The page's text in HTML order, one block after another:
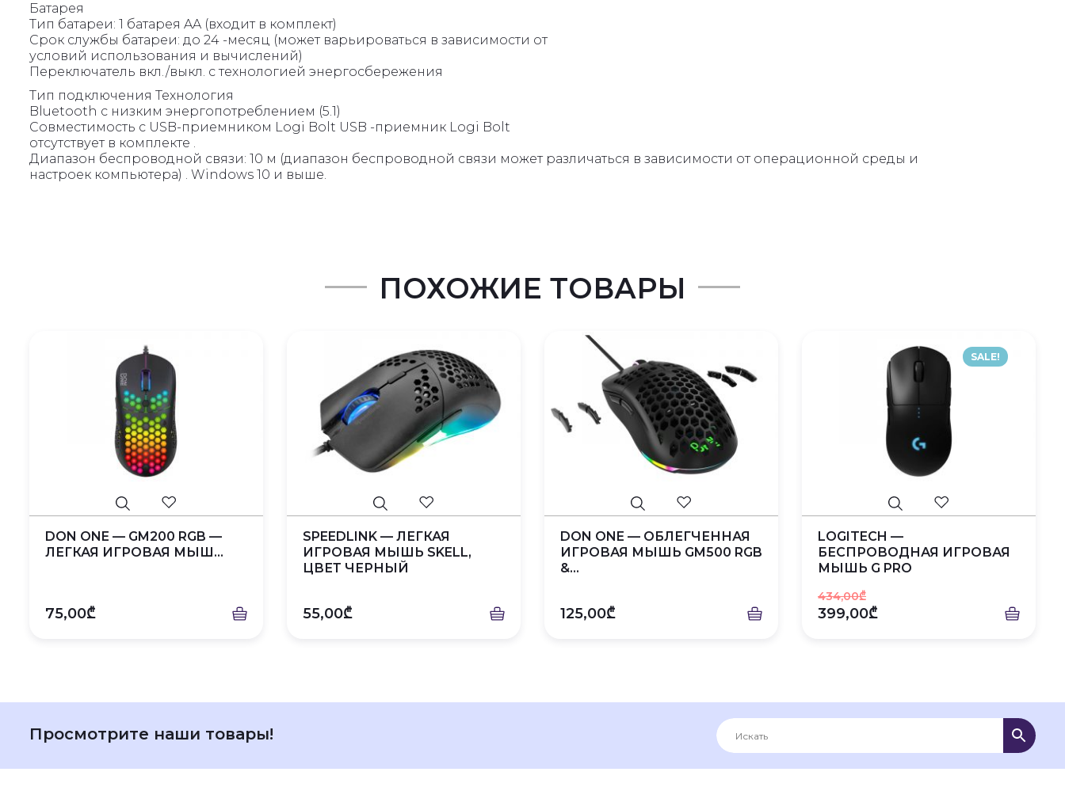
Батарея
Тип батареи: 1 батарея AA (входит в комплект)
Срок службы батареи: до 24 -месяц (может варьироваться в зависимости от
условий использования и вычислений)
Переключатель вкл./выкл. с технологией энергосбережения
Тип подключения Технология
Bluetooth с низким энергопотреблением (5.1)
Совместимость с USB-приемником Logi Bolt USB -приемник Logi Bolt
отсутствует в комплекте .
Диапазон беспроводной связи: 10 м (диапазон беспроводной связи может различаться в зависимости от операционной среды и
настроек компьютера) . Windows 10 и выше.
ПОХОЖИЕ ТОВАРЫ
DON ONE — GM200 RGB —
ЛЕГКАЯ ИГРОВАЯ МЫШ...
75,00₾
SPEEDLINK — ЛЕГКАЯ
ИГРОВАЯ МЫШЬ SKELL,
ЦВЕТ ЧЕРНЫЙ
55,00₾
DON ONE — ОБЛЕГЧЕННАЯ
ИГРОВАЯ МЫШЬ GM500 RGB
&...
125,00₾
SALE!
LOGITECH —
БЕСПРОВОДНАЯ ИГРОВАЯ
МЫШЬ G PRO
434,00₾
399,00₾
Просмотрите наши товары!